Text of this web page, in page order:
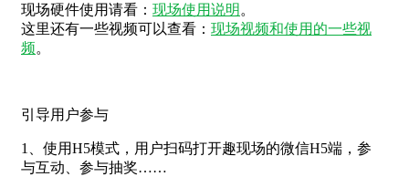
现场硬件使用请看： 现场使用说明。
这里还有一些视频可以查看： 现场视频和使用的一些视
频。
引导用户参与
1、使用H5模式，用户扫码打开趣现场的微信H5端，参
与互动、参与抽奖……